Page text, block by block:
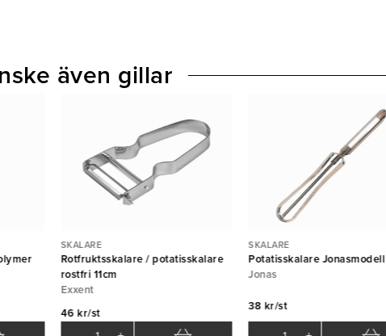
SKALARE
Rotfruktsskalare / potatisskalare
rostfri 11cm
Exxent
46 kr/st
SKALARE
Potatisskalare Jonasmodell
Jonas
38 kr/st
även gillar